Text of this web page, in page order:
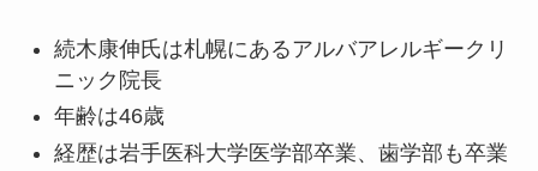
続木康伸氏は札幌にあるアルバアレルギークリ
ニック院長
年齢は46歳
経歴は岩手医科大学医学部卒業、歯学部も卒業